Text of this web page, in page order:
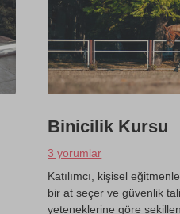
Binicilik Kursu
3 yorumlar
Katılımcı, kişisel
bir at seçer ve güvenlik
yeteneklerine göre